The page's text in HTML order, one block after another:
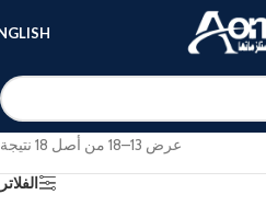
عرض 13–18 من أصل 18 نتيجة
الفلاتر